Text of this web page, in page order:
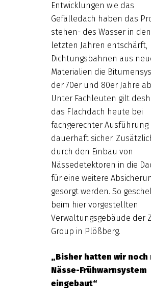
Entwicklungen wie das
Gefälledach haben das
stehen- des Wasser in den
letzten Jahren entschärft,
Dichtungsbahnen aus
Materialien die
der 70er und 80er Jahre
Unter Fachleuten gilt
das Flachdach heute bei
fachgerechter Ausführung
dauerhaft sicher.
durch den Einbau von
Nässedetektoren in die
für eine weitere
gesorgt werden. So
beim hier vorgestellten
Verwaltungsgebäude der
Group in Plößberg.
„Bisher hatten wir noch
Nässe-Frühwarnsystem
eingebaut“